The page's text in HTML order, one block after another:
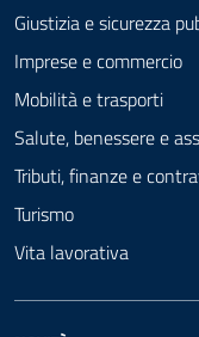
Giustizia e sicurezza
Imprese e commercio
Mobilità e trasporti
Salute, benessere e
Tributi, finanze e
Turismo
Vita lavorativa